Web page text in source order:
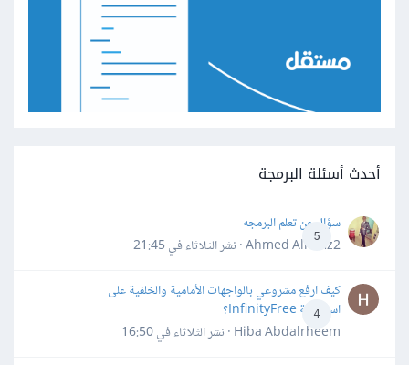
أحدث أسئلة البرمجة
5
سؤال عن تعلم البرمجه
Ahmed Alhafiz2 · نشر
الثلاثاء في 21:45
4
كيف ارفع مشروعي بالواجهات الأمامية والخلفية على
استضافة InfinityFree؟
Hiba Abdalrheem · نشر
الثلاثاء في 16:50